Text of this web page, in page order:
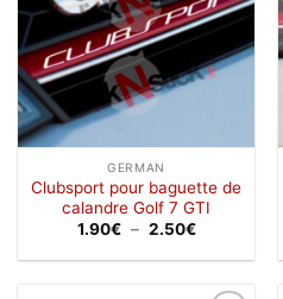
GERMAN
Clubsport pour baguette de
calandre Golf 7 GTI
1.90€ – 2.50€Plage
prix :